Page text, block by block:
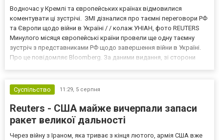
Водночас у Кремлі та європейських країнах відмовилися
коментувати ці зустрічі. ЗМІ дізналися про таємні переговори РФ
та Європи щодо війни в Україні / / колаж УНІАН, фото REUTERS
Минулого місяця європейські країни провели ще одну таємну
зустріч з представниками РФ щодо завершення війни в Україні.
Про це повідомляє Bloomberg. За даними видання, зі сторони
Суспільство
11:29, 5 серпня
Reuters - США майже вичерпали запаси
ракет великої дальності
Через війну з Іраном, яка триває з кінця лютого, армія США вже